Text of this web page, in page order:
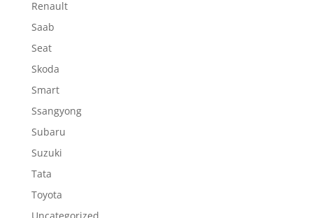
Renault
Saab
Seat
Skoda
Smart
Ssangyong
Subaru
Suzuki
Tata
Toyota